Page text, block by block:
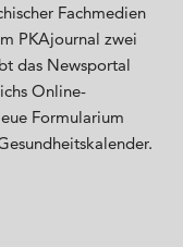
Fachmedien
PKAjournal zwei
das Newsportal
Online-
Formularium